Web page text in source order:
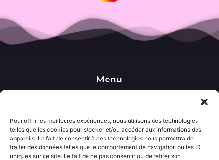
Pour offrir les meilleures expériences, nous utilisons des technologies
telles que les cookies pour stocker et/ou accéder aux informations des
appareils. Le fait de consentir à ces technologies nous permettra de
traiter des données telles que le comportement de navigation ou les ID
uniques sur ce site. Le fait de ne pas consentir ou de retirer son
Menu
••• Accueil
••• Wishlist
••• Actualités